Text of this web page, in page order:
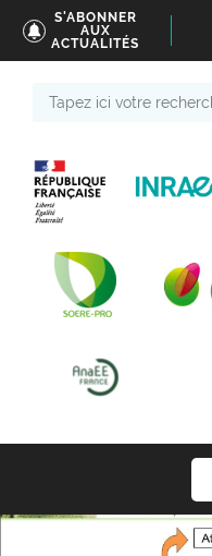
S'ABONNER
AUX
ACTUALITÉS